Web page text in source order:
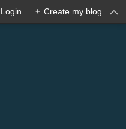
Login + Create my blog